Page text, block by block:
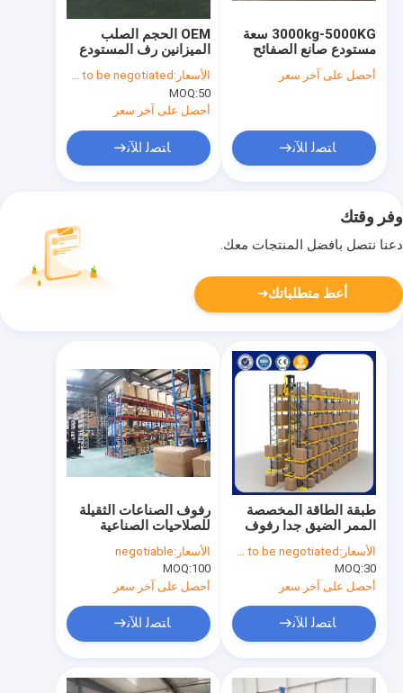
OEM الحجم الصلب
الميزانين رف المستودع
الصناعي عمق قابلة
للتخصيص
الأسعار: Price needs to be negotiated
MOQ:50
أحصل على آخر سعر
ﺎﺘﺼﻟ ﺍﻶﻧ
3000kg-5000KG سعة
مستودع صانع الصفائح
المسال بارد رف التخزين
أحصل على آخر سعر
ﺎﺘﺼﻟ ﺍﻶﻧ
وفر وقتك
دعنا نتصل بأفضل المنتجات معك.
أعط متطلباتك
رفوف الصناعات الثقيلة
للصلاحيات الصناعية
الأسعار:negotiable
MOQ:100
أحصل على آخر سعر
ﺎﺘﺼﻟ ﺍﻶﻧ
طبقة الطاقة المخصصة
الممر الضيق جدا رفوف
رفوف
الأسعار: Price needs to be negotiated
MOQ:30
أحصل على آخر سعر
ﺎﺘﺼﻟ ﺍﻶﻧ